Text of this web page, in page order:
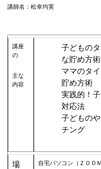
講師名：松幸均実
講座
の
主な
内容
子どもの
な貯め方術
ママのタ
貯め方術
実践的！
対応法
子どもの
チング
場
自宅パソコン（ＺＯＯＭ